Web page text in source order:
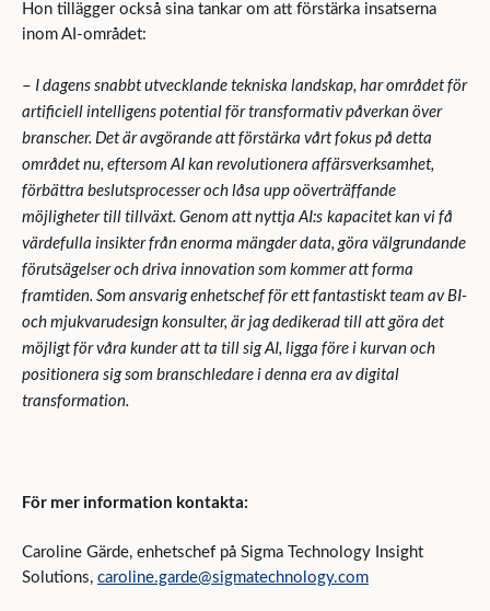
Hon tillägger också sina tankar om att förstärka insatserna
inom AI-området:
– I dagens snabbt utvecklande tekniska landskap, har området för
artificiell intelligens potential för transformativ påverkan över
branscher. Det är avgörande att förstärka vårt fokus på detta
området nu, eftersom AI kan revolutionera affärsverksamhet,
förbättra beslutsprocesser och låsa upp oöverträffande
möjligheter till tillväxt. Genom att nyttja AI:s kapacitet kan vi få
värdefulla insikter från enorma mängder data, göra välgrundande
förutsägelser och driva innovation som kommer att forma
framtiden. Som ansvarig enhetschef för ett fantastiskt team av BI-
och mjukvarudesign konsulter, är jag dedikerad till att göra det
möjligt för våra kunder att ta till sig AI, ligga före i kurvan och
positionera sig som branschledare i denna era av digital
transformation.
För mer information kontakta:
Caroline Gärde, enhetschef på Sigma Technology Insight
Solutions, caroline.garde@sigmatechnology.com